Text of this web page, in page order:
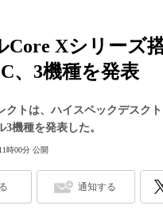
Core Xシリーズ
、3機種を発表
クトは、ハイスペックデスク
3機種を発表した。
時00分 公開
通知する